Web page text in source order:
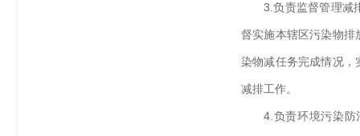
3.负责监督管理减
督实施本辖区污染物排
染物减任务完成情况，
减排工作。
4.负责环境污染